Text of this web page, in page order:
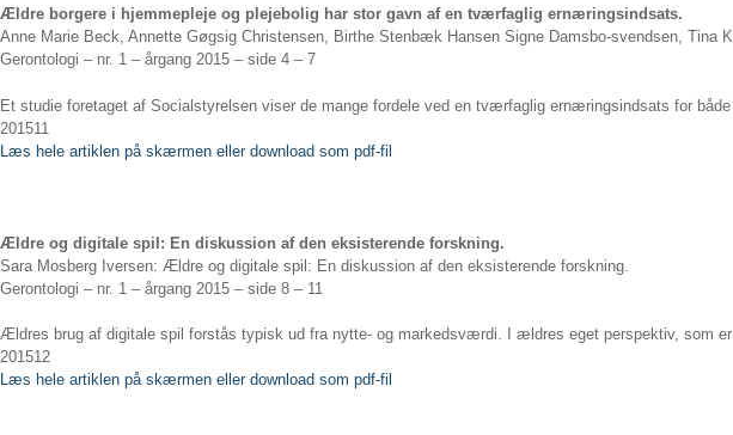
Ældre borgere i hjemmepleje og plejebolig har stor gavn af en tværfaglig ernæringsindsats.
Anne Marie Beck, Annette Gøgsig Christensen, Birthe Stenbæk Hansen Signe Damsbo-svendsen,
Gerontologi – nr. 1 – årgang 2015 – side 4 – 7
Et studie foretaget af Socialstyrelsen viser de mange fordele ved en tværfaglig ernæringsindsats for både
201511
Læs hele artiklen på skærmen eller download som pdf-fil
Ældre og digitale spil: En diskussion af den eksisterende forskning.
Sara Mosberg Iversen: Ældre og digitale spil: En diskussion af den eksisterende forskning.
Gerontologi – nr. 1 – årgang 2015 – side 8 – 11
Ældres brug af digitale spil forstås typisk ud fra nytte- og markedsværdi. I ældres eget perspektiv, som
201512
Læs hele artiklen på skærmen eller download som pdf-fil